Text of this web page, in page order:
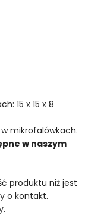
15 x 15 x 8
mikrofalówkach.
w naszym
produktu niż jest
o kontakt.